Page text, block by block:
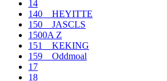
14
140__HEYITTE
150__JASCLS
1500A Z
151__KEKING
159__Oddmoal
17
18